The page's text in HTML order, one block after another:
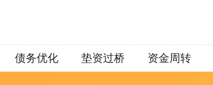
债务优化 垫资过桥 资金周转